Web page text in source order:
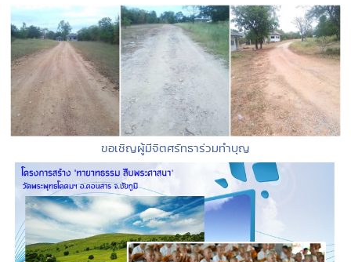
ขอเชิญผู้มีจิตศรัทธาร่วมทำบุญ